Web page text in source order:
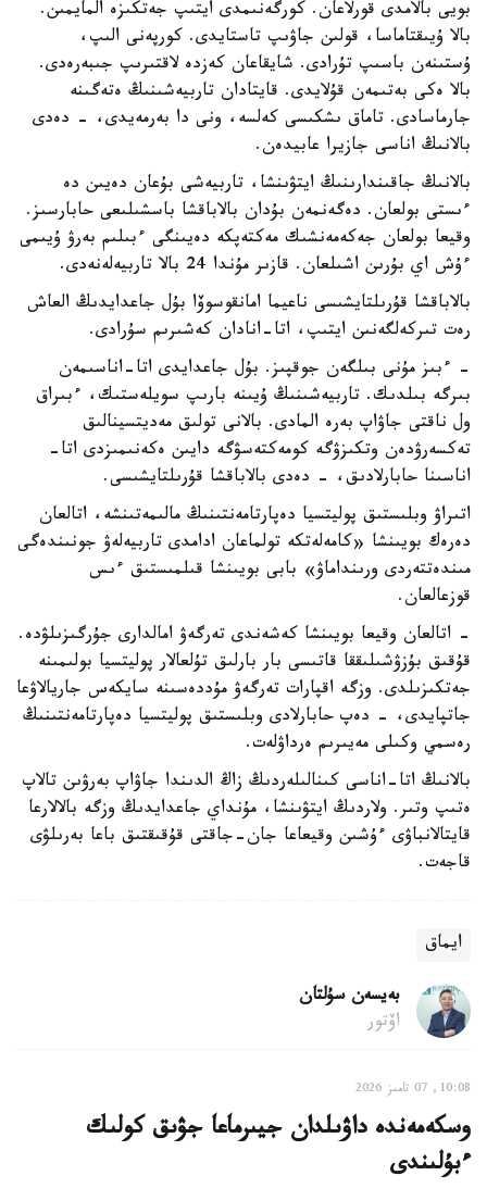
بويى بالامدى قورلاعان. كورگەنىمدى ايتىپ جەتكىزە المايمىن.
بالا ۇيىقتاماسا، قولىن جاۋىپ تاستايدى. كورپەنى الىپ،
ۇستىنەن باسىپ تۇرادى. شايقاعان كەزدە لاقتىرىپ جىبەرەدى.
بالا ەكى بەتىمەن قۇلايدى. قايتادان تاربيەشىنىڭ ەتەگىنە
جارماسادى. تاماق ىشكىسى كەلسە، ونى دا بەرمەيدى، - دەدى
بالانىڭ اناسى جازيرا عابيدەن.
بالانىڭ جاقىندارىنىڭ ايتۋىنشا، تاربيەشى بۇعان دەيىن دە
ءىستى بولعان. دەگەنمەن بۇدان بالاباقشا باسشىلىعى حابارسىز.
وقيعا بولعان جەكەمەنشىك مەكتەپكە دەيىنگى ءبىلىم بەرۋ ۇيىمى
ءۇش اي بۇرىن اشىلعان. قازىر مۇندا 24 بالا تاربيەلەنەدى.
بالاباقشا قۇرىلتايشىسى ناعيما امانقوسوۆا بۇل جاعدايدىڭ العاش
رەت تىركەلگەنىن ايتىپ، اتا-انادان كەشىرىم سۇرادى.
- ءبىز مۇنى بىلگەن جوقپىز. بۇل جاعدايدى اتا-اناسىمەن
بىرگە بىلدىك. تاربيەشىنىڭ ۇيىنە بارىپ سويلەستىك، ءبىراق
ول ناقتى جاۋاپ بەرە المادى. بالانى تولىق مەديتسينالىق
تەكسەرۋدەن وتكىزۋگە كومەكتەسۋگە دايىن ەكەنىمىزدى اتا-
اناسىنا حابارلادىق، - دەدى بالاباقشا قۇرىلتايشىسى.
اتىراۋ وبلىستىق پوليتسيا دەپارتامەنتىنىڭ مالىمەتىنشە، اتالعان
دەرەك بويىنشا «كامەلەتكە تولماعان ادامدى تاربيەلەۋ جونىندەگى
مىندەتتەردى ورىنداماۋ» بابى بويىنشا قىلمىستىق ءىس
قوزعالعان.
- اتالعان وقيعا بويىنشا كەشەندى تەرگەۋ امالدارى جۇرگىزىلۋدە.
قۇقىق بۇزۋشىلىققا قاتىسى بار بارلىق تۇلعالار پوليتسيا بولىمىنە
جەتكىزىلدى. وزگە اقپارات تەرگەۋ مۇددەسىنە سايكەس جاريالاۋعا
جاتپايدى، - دەپ حابارلادى وبلىستىق پوليتسيا دەپارتامەنتىنىڭ
رەسمي وكىلى مەيىرىم ەرداۋلەت.
بالانىڭ اتا-اناسى كىنالىلەردىڭ زاڭ الدىندا جاۋاپ بەرۋىن تالاپ
ەتىپ وتىر. ولاردىڭ ايتۋىنشا، مۇنداي جاعدايدىڭ وزگە بالالارعا
قايتالانباۋى ءۇشىن وقيعاعا جان-جاقتى قۇقىقتىق باعا بەرىلۋى
قاجەت.
ايماق
بەيسەن سۇلتان
اۆتور
10:08, 07 تامىز 2026
وسكەمەندە داۋىلدان جيىرماعا جۋىق كولىك
ءبۇلىندى